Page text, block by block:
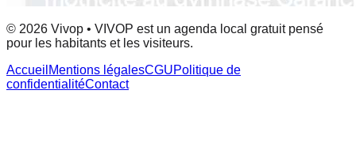
© 2026 Vivop • VIVOP est un agenda local gratuit pensé
pour les habitants et les visiteurs.
Accueil Mentions légalesCGUPolitique de
confidentialitéContact